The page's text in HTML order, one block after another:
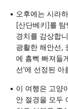
오후에는 시라
[산단베키]를
경치를 감상합
광활한 해안선,
에 흠뻑 빠져들
선'에 선정된 아
이 여행은 고양
안 절경을 모두